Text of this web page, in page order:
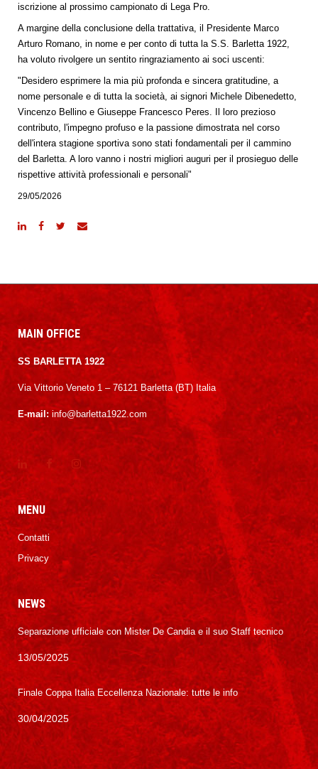
iscrizione al prossimo campionato di Lega Pro.
A margine della conclusione della trattativa, il Presidente Marco
Arturo Romano, in nome e per conto di tutta la S.S. Barletta 1922,
ha voluto rivolgere un sentito ringraziamento ai soci uscenti:
"Desidero esprimere la mia più profonda e sincera gratitudine, a
nome personale e di tutta la società, ai signori Michele Dibenedetto,
Vincenzo Bellino e Giuseppe Francesco Peres. Il loro prezioso
contributo, l'impegno profuso e la passione dimostrata nel corso
dell'intera stagione sportiva sono stati fondamentali per il cammino
del Barletta. A loro vanno i nostri migliori auguri per il prosieguo delle
rispettive attività professionali e personali"
29/05/2026
MAIN OFFICE
SS BARLETTA 1922
Via Vittorio Veneto 1 – 76121 Barletta (BT) Italia
E-mail: info@barletta1922.com
MENU
Contatti
Privacy
NEWS
Separazione ufficiale con Mister De Candia e il suo Staff tecnico
13/05/2025
Finale Coppa Italia Eccellenza Nazionale: tutte le info
30/04/2025